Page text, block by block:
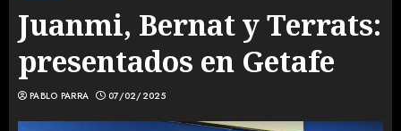
Juanmi, Bernat y Terrats:
presentados en Getafe
PABLO PARRA 07/02/2025